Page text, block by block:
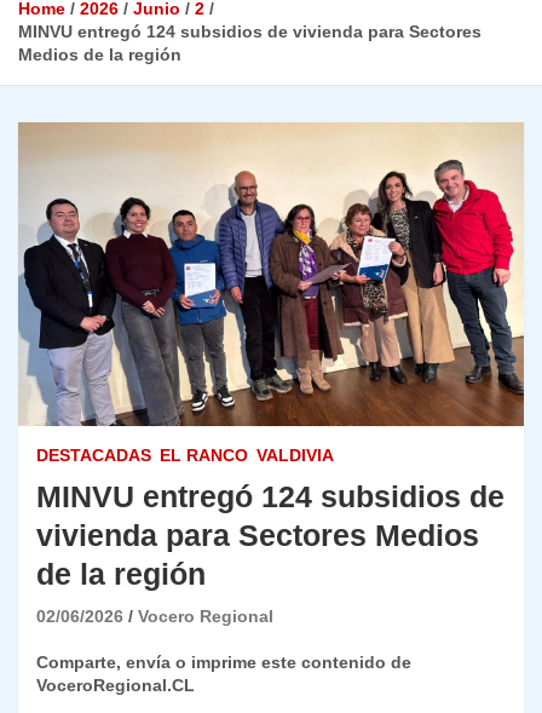
Home 2026 Junio
2
MINVU entregó 124 subsidios de vivienda para Sectores
Medios de la región
DESTACADAS EL RANCO VALDIVIA
MINVU entregó 124 subsidios de
vivienda para Sectores Medios
de la región
02/06/2026 Vocero Regional
Comparte, envía o imprime este contenido de
VoceroRegional.CL